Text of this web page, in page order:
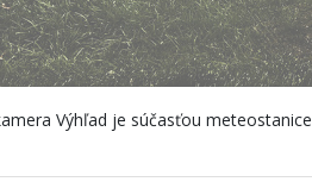
Výhľad je súčasťou meteostanice